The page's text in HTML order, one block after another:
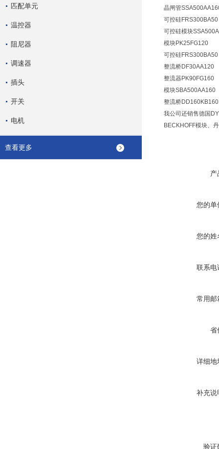
匹配单元
温控器
阻尼器
调速器
插头
开关
电机
查看更多
晶闸管
可控硅FRS300BA50
可控硅模块
模块PK25FG120
可控硅FRS300BA50
整流桥DF30AA120
整流器PK90FG160
模块SBA500AA160
整流桥DD160KB160
我公司还销售德国
BECKHOFF模块、
产
您的单
您的姓
联系电
常用邮
省
详细地
补充说
验证